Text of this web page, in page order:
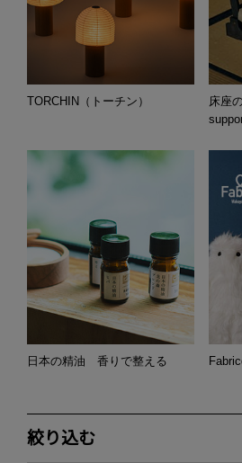
TORCHIN（トーチン）
床座
日本の精油 香りで整える
絞り込む